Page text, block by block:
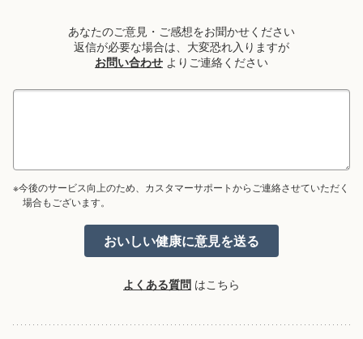
あなたのご意見・ご感想をお聞かせください
返信が必要な場合は、大変恐れ入りますが
お問い合わせ よりご連絡ください
※今後のサービス向上のため、カスタマーサポートからご連絡させていただく
場合もございます。
よくある質問 はこちら